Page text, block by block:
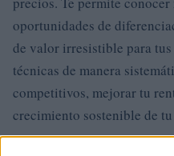
oportunidades de
de valor irresistible para
técnicas de manera
competitivos, mejorar tu
crecimiento sostenible de